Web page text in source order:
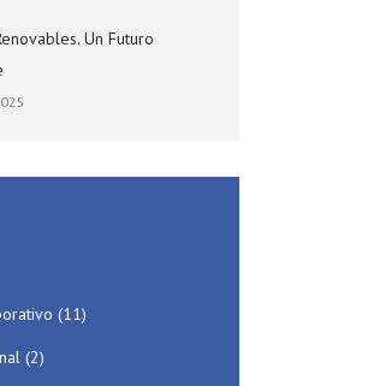
Un Futuro
(11)
(2)